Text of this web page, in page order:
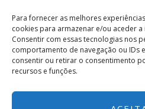
Para fornecer as melhores
cookies para armazenar e/ou aceder
Consentir com essas tecnologias nos
comportamento de navegação ou IDs
consentir ou retirar o consentimento
recursos e funções.